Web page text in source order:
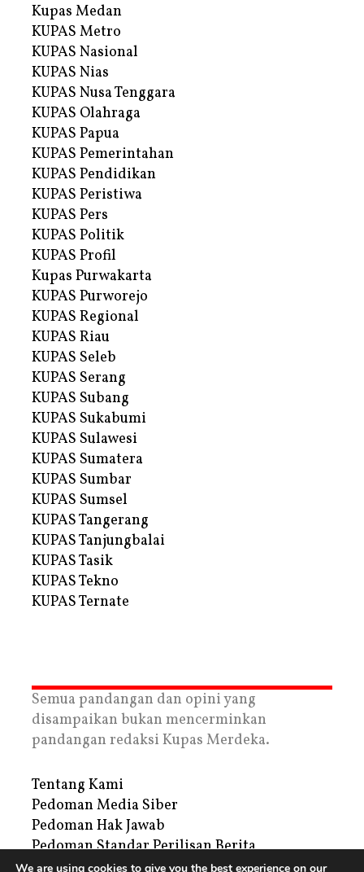
Kupas Medan
KUPAS Metro
KUPAS Nasional
KUPAS Nias
KUPAS Nusa Tenggara
KUPAS Olahraga
KUPAS Papua
KUPAS Pemerintahan
KUPAS Pendidikan
KUPAS Peristiwa
KUPAS Pers
KUPAS Politik
KUPAS Profil
Kupas Purwakarta
KUPAS Purworejo
KUPAS Regional
KUPAS Riau
KUPAS Seleb
KUPAS Serang
KUPAS Subang
KUPAS Sukabumi
KUPAS Sulawesi
KUPAS Sumatera
KUPAS Sumbar
KUPAS Sumsel
KUPAS Tangerang
KUPAS Tanjungbalai
KUPAS Tasik
KUPAS Tekno
KUPAS Ternate
Semua pandangan dan opini yang
disampaikan bukan mencerminkan
pandangan redaksi Kupas Merdeka.
Tentang Kami
Pedoman Media Siber
Pedoman Hak Jawab
Pedoman Standar Perilisan Berita
Privacy Policy
We are using cookies to give you the best experience on our